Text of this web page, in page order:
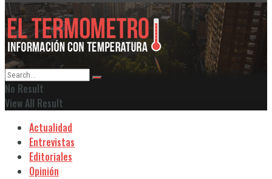
No Result
View All Result
Actualidad
Entrevistas
Editoriales
Opinión